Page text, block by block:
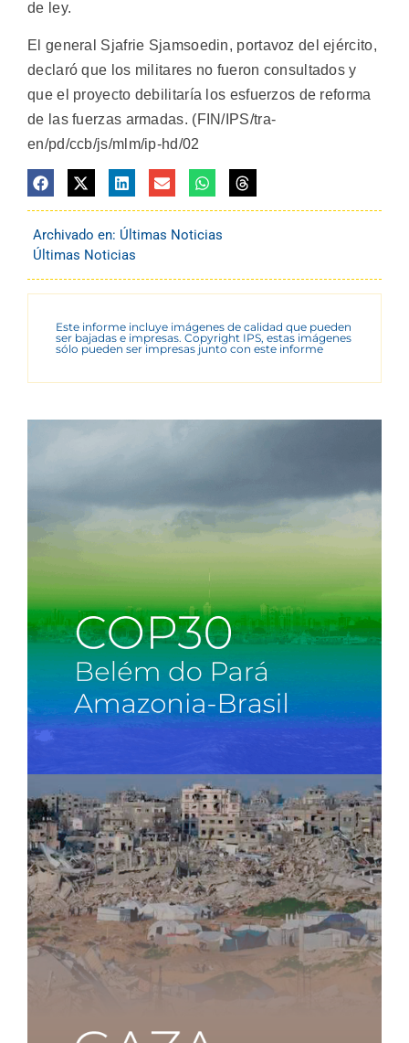
de ley.
El general Sjafrie Sjamsoedin, portavoz del ejército,
declaró que los militares no fueron consultados y
que el proyecto debilitaría los esfuerzos de reforma
de las fuerzas armadas. (FIN/IPS/tra-
en/pd/ccb/js/mlm/ip-hd/02
Archivado en: Últimas Noticias
Últimas Noticias
Este informe incluye imágenes de calidad que pueden
ser bajadas e impresas. Copyright IPS, estas imágenes
sólo pueden ser impresas junto con este informe